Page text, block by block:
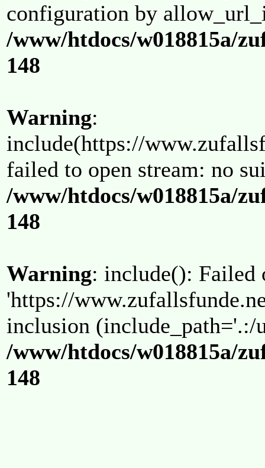
configuration by
/www/htdocs/w018815a/
148
Warning:
include(https://
failed to open stream: no
/www/htdocs/w018815a/
148
Warning: include(): Failed
'https://
inclusion (include_path='.:/
/www/htdocs/w018815a/
148